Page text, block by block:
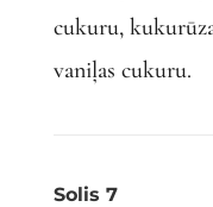
cukuru,
vaniļas cukuru.
Solis 7